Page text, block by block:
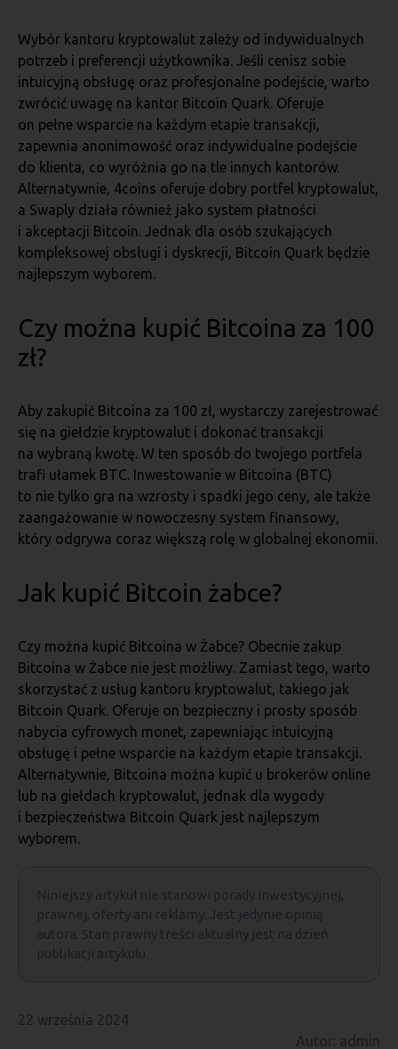
Wybór kantoru kryptowalut zależy od indywidualnych
potrzeb i preferencji użytkownika. Jeśli cenisz sobie
intuicyjną obsługę oraz profesjonalne podejście, warto
zwrócić uwagę na kantor Bitcoin Quark. Oferuje
on pełne wsparcie na każdym etapie transakcji,
zapewnia anonimowość oraz indywidualne podejście
do klienta, co wyróżnia go na tle innych kantorów.
Alternatywnie, 4coins oferuje dobry portfel kryptowalut,
a Swaply działa również jako system płatności
i akceptacji Bitcoin. Jednak dla osób szukających
kompleksowej obsługi i dyskrecji, Bitcoin Quark będzie
najlepszym wyborem.
Czy można kupić Bitcoina za 100
zł?
Aby zakupić Bitcoina za 100 zł, wystarczy zarejestrować
się na giełdzie kryptowalut i dokonać transakcji
na wybraną kwotę. W ten sposób do twojego portfela
trafi ułamek BTC. Inwestowanie w Bitcoina (BTC)
to nie tylko gra na wzrosty i spadki jego ceny, ale także
zaangażowanie w nowoczesny system finansowy,
który odgrywa coraz większą rolę w globalnej ekonomii.
Jak kupić Bitcoin żabce?
Czy można kupić Bitcoina w Żabce? Obecnie zakup
Bitcoina w Żabce nie jest możliwy. Zamiast tego, warto
skorzystać z usług kantoru kryptowalut, takiego jak
Bitcoin Quark. Oferuje on bezpieczny i prosty sposób
nabycia cyfrowych monet, zapewniając intuicyjną
obsługę i pełne wsparcie na każdym etapie transakcji.
Alternatywnie, Bitcoina można kupić u brokerów online
lub na giełdach kryptowalut, jednak dla wygody
i bezpieczeństwa Bitcoin Quark jest najlepszym
wyborem.
Niniejszy artykuł nie stanowi porady inwestycyjnej,
prawnej, oferty ani reklamy. Jest jedynie opinią
autora. Stan prawny treści aktualny jest na dzień
publikacji artykułu.
22 września 2024
Autor: admin